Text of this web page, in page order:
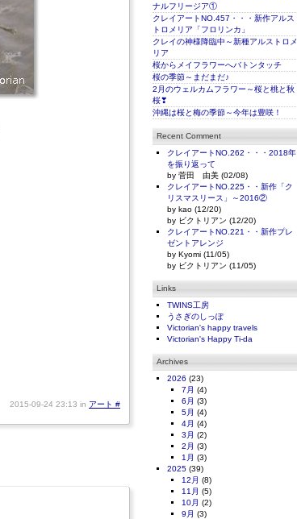
2015-09-24 23:13 in アート #
ナルフリージア①
クレイアートNO.457・・・新作アルス
トロメリア「フロリンカ」
クレイの神様降臨中～新種アルストロメ
リア
桜からメイフラワーへバトンタッチ
桜の季節～まだまだ♪
2月のウェルカムフラワー～桜と桃と秋
桜❣
沖縄は桜と梅の季節～今年は豊咲！
Recent Comment
クレイアートNO.262・・・2018年
を振り返って
by 菅田 由美 (02/08)
クレイアートNO.225・・新作「ク
リスマスリース」～2016②
by kao (12/20)
by ビクトリアン (12/20)
クレイアートNO.221・・新作プレ
ゼントアレンジ
by Kyomi (11/05)
by ビクトリアン (11/05)
Links
TWINS工房
うさぎのしっぽ
Victorian's happy travels
Victorian's Happy Ti-da
Archives
2026 (23)
7月 (4)
6月 (3)
5月 (4)
4月 (4)
3月 (2)
2月 (3)
1月 (3)
2025 (39)
12月 (8)
11月 (5)
10月 (2)
9月 (3)